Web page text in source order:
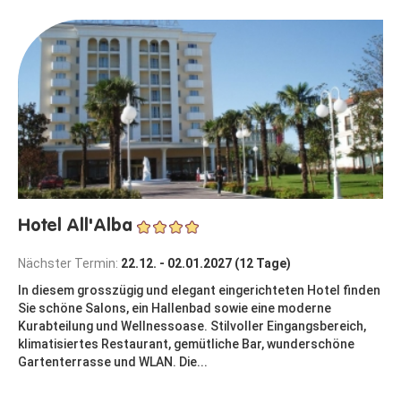
Hotel All'Alba
Nächster Termin: 22.12. - 02.01.2027 (12 Tage)
In diesem grosszügig und elegant eingerichteten Hotel finden
Sie schöne Salons, ein Hallenbad sowie eine moderne
Kurabteilung und Wellnessoase. Stilvoller Eingangsbereich,
klimatisiertes Restaurant, gemütliche Bar, wunderschöne
Gartenterrasse und WLAN. Die...